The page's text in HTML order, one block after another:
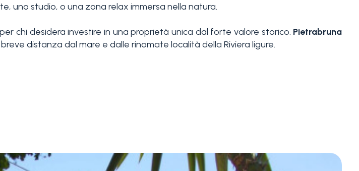
uno studio, o una zona relax immersa nella natura.
chi desidera investire in una proprietà unica dal forte valore storico. Pietrabruna
distanza dal mare e dalle rinomate località della Riviera ligure.